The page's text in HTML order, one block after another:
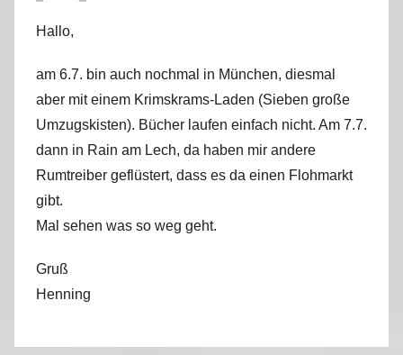
Hallo,
am 6.7. bin auch nochmal in München, diesmal
aber mit einem Krimskrams-Laden (Sieben große
Umzugskisten). Bücher laufen einfach nicht. Am 7.7.
dann in Rain am Lech, da haben mir andere
Rumtreiber geflüstert, dass es da einen Flohmarkt
gibt.
Mal sehen was so weg geht.
Gruß
Henning